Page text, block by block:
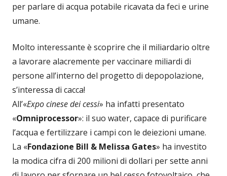
per parlare di acqua potabile ricavata da feci e urine
umane.
Molto interessante è scoprire che il miliardario oltre
a lavorare alacremente per vaccinare miliardi di
persone all’interno del progetto di depopolazione,
s’interessa di cacca!
All’«Expo cinese dei cessi» ha infatti presentato
«Omniprocessor»: il suo water, capace di purificare
l’acqua e fertilizzare i campi con le deiezioni umane.
La «Fondazione Bill & Melissa Gates» ha investito
la modica cifra di 200 milioni di dollari per sette anni